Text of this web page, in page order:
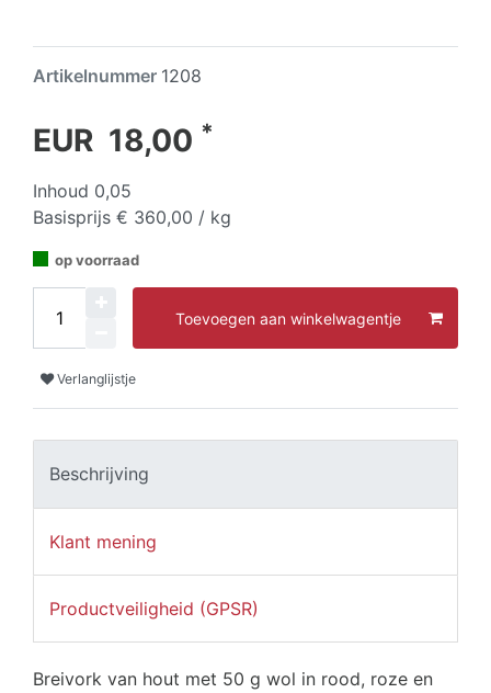
Artikelnummer 1208
EUR 18,00 *
Inhoud 0,05
Basisprijs € 360,00 / kg
op voorraad
Toevoegen aan winkelwagentje
Verlanglijstje
Beschrijving
Klant mening
Productveiligheid (GPSR)
Breivork van hout met 50 g wol in rood, roze en